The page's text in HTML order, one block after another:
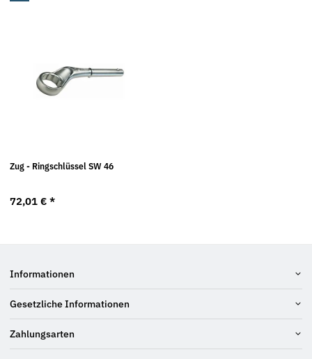
Zug - Ringschlüssel SW 46
72,01 € *
Informationen
Gesetzliche Informationen
Zahlungsarten